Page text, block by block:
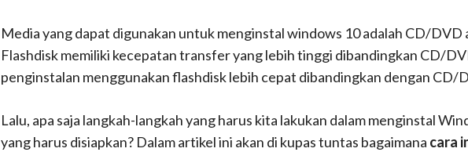
Media yang dapat digunakan untuk menginstal windows 10 adalah CD/DVD
Flashdisk memiliki kecepatan transfer yang lebih tinggi dibandingkan CD/
penginstalan menggunakan flashdisk lebih cepat dibandingkan dengan CD/
Lalu, apa saja langkah-langkah yang harus kita lakukan dalam menginstal
yang harus disiapkan? Dalam artikel ini akan di kupas tuntas bagaimana cara